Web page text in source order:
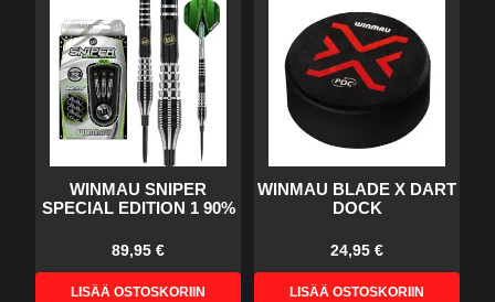
WINMAU SNIPER
SPECIAL EDITION 1 90%
89,95 €
LISÄÄ OSTOSKORIIN
WINMAU BLADE X DART
DOCK
24,95 €
LISÄÄ OSTOSKORIIN